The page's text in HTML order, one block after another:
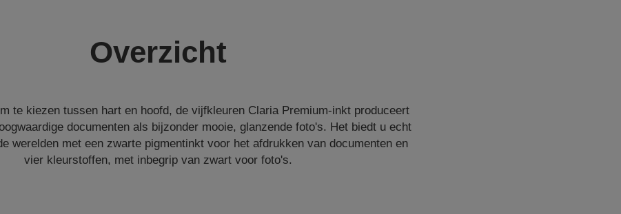
Overzicht
te kiezen tussen hart en hoofd, de vijfkleuren Claria Premium-inkt produceert
documenten als bijzonder mooie, glanzende foto's. Het biedt u echt
werelden met een zwarte pigmentinkt voor het afdrukken van documenten en
vier kleurstoffen, met inbegrip van zwart voor foto's.